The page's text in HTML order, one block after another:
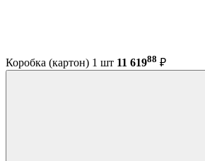
Коробка (картон) 1 шт 11 61988 ₽